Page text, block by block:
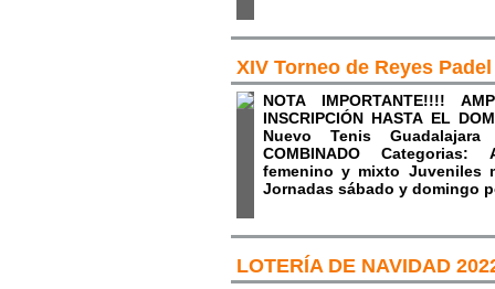
XIV Torneo de Reyes
NOTA IMPORTANTE!!!!
INSCRIPCIÓN HASTA EL
Nuevo Tenis
COMBINADO Categorias:
femenino y mixto Juveniles
Jornadas sábado y domingo
LOTERÍA DE NAVIDAD